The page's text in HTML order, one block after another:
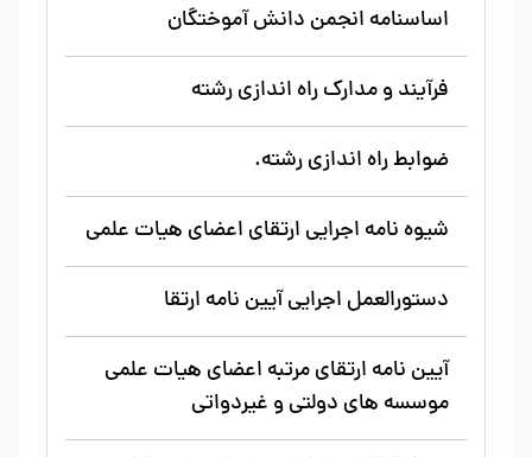
اساسنامه انجمن دانش آموختگان
فرآیند و مدارک راه اندازی رشته
ضوابط راه اندازی رشته.
شیوه نامه اجرایی ارتقای اعضای هیات علمی
دستورالعمل اجرایی آیین نامه ارتقا
آیین نامه ارتقای مرتبه اعضای هیات علمی
موسسه های دولتی و غیردواتی